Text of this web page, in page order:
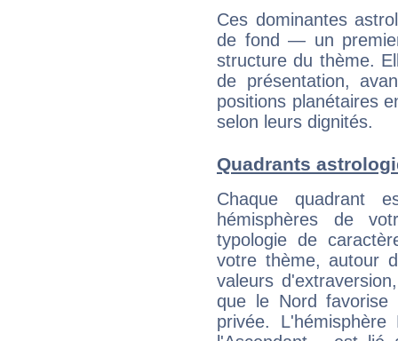
Ces dominantes
de fond — un
structure du thème.
de présentation,
positions planétaires
selon leurs dignités.
Quadrants
Chaque quadrant
hémisphères de
typologie de
votre thème, autour
valeurs
que le Nord favorise
privée.